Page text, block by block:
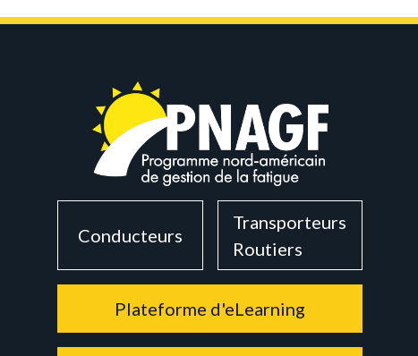
Conducteurs
Transporteurs
Routiers
Plateforme d'eLearning